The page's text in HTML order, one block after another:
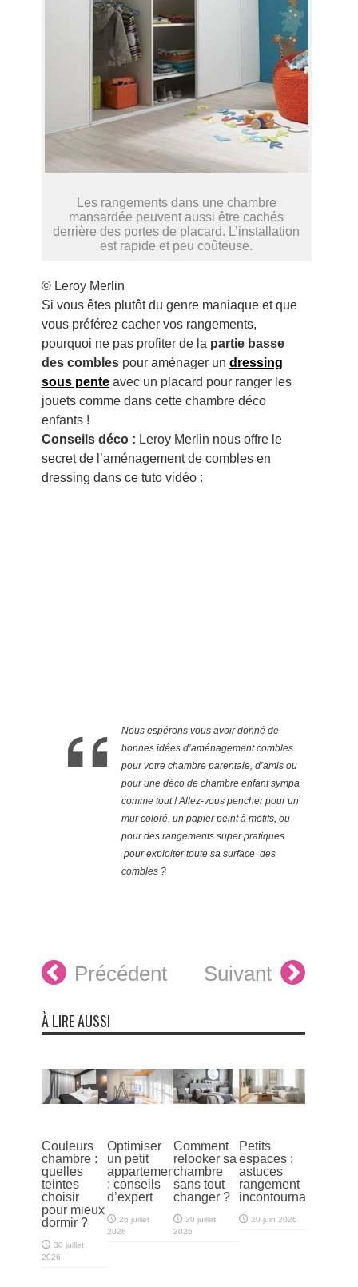
Les rangements dans une chambre
mansardée peuvent aussi être cachés
derrière des portes de placard. L’installation
est rapide et peu coûteuse.
© Leroy Merlin
Si vous êtes plutôt du genre maniaque et que
vous préférez cacher vos rangements,
pourquoi ne pas profiter de la partie basse
des comblespour aménager un dressing
sous pente avec un placard pour ranger les
jouets comme dans cette chambre déco
enfants !
Conseils déco : Leroy Merlin nous offre le
secret de l’aménagement de combles en
dressing dans ce tuto vidéo :
Nous espérons vous avoir donné de
bonnes idées d’aménagement combles
pour votre chambre parentale, d’amis ou
pour une déco de chambre enfant sympa
comme tout ! Allez-vous pencher pour un
mur coloré, un papier peint à motifs, ou
pour des rangements super pratiques
pour exploiter toute sa surface des
combles ?
Précédent Suivant
À LIRE AUSSI
Couleurs
chambre :
quelles
teintes
choisir
pour mieux
dormir ?
30 juillet
2026
Optimiser
un petit
appartement
: conseils
d’expert
26 juillet
2026
Comment
relooker sa
chambre
sans tout
changer ?
20 juillet
2026
Petits
espaces :
astuces
rangement
incontournables
20 juin 2026